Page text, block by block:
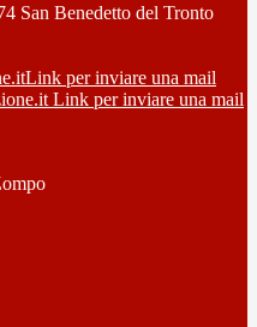
San Benedetto del Tronto
Link per inviare una mail
Link per inviare una mail